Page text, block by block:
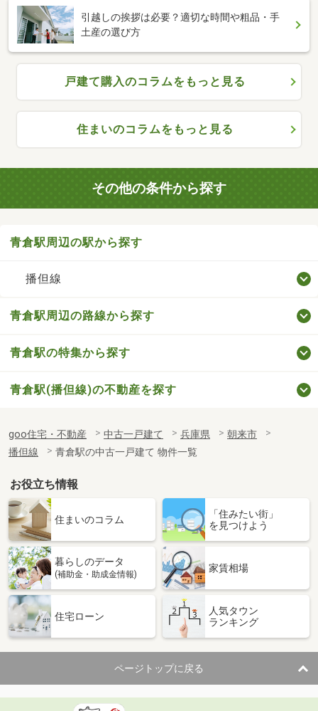
引越しの挨拶は必要？適切な時間や粗品・手
土産の選び方
戸建て購入のコラムをもっと見る
住まいのコラムをもっと見る
その他の条件から探す
青倉駅周辺の駅から探す
播但線
青倉駅周辺の路線から探す
青倉駅の特集から探す
青倉駅(播但線)の不動産を探す
goo住宅・不動産 中古一戸建て 兵庫県
朝来市
播但線
青倉駅の中古一戸建て 物件一覧
お役立ち情報
住まいのコラム
「住みたい街」
を見つけよう
暮らしのデータ
(補助金・助成金情報)
家賃相場
住宅ローン
人気タウン
ランキング
ページトップに戻る